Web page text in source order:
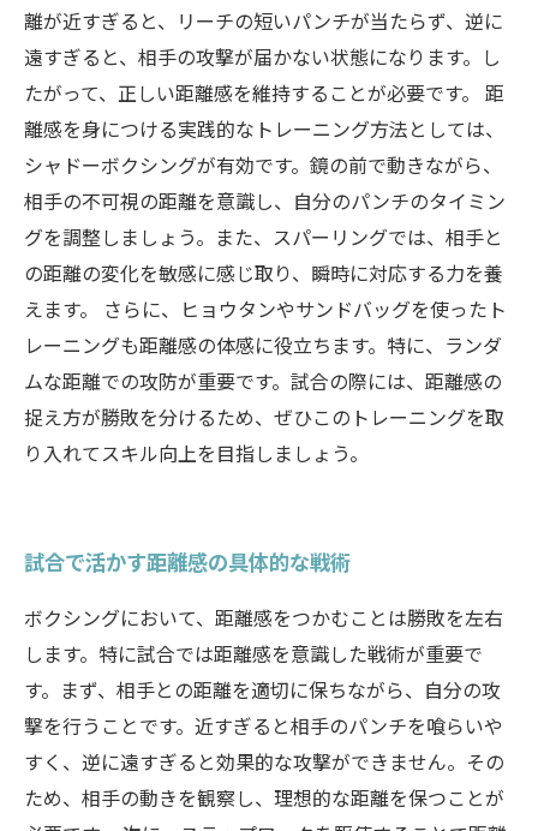
離が近すぎると、リーチの短いパンチが当たらず、逆に
遠すぎると、相手の攻撃が届かない状態になります。し
たがって、正しい距離感を維持することが必要です。 距
離感を身につける実践的なトレーニング方法としては、
シャドーボクシングが有効です。鏡の前で動きながら、
相手の不可視の距離を意識し、自分のパンチのタイミン
グを調整しましょう。また、スパーリングでは、相手と
の距離の変化を敏感に感じ取り、瞬時に対応する力を養
えます。 さらに、ヒョウタンやサンドバッグを使ったト
レーニングも距離感の体感に役立ちます。特に、ランダ
ムな距離での攻防が重要です。試合の際には、距離感の
捉え方が勝敗を分けるため、ぜひこのトレーニングを取
り入れてスキル向上を目指しましょう。
試合で活かす距離感の具体的な戦術
ボクシングにおいて、距離感をつかむことは勝敗を左右
します。特に試合では距離感を意識した戦術が重要で
す。まず、相手との距離を適切に保ちながら、自分の攻
撃を行うことです。近すぎると相手のパンチを喰らいや
すく、逆に遠すぎると効果的な攻撃ができません。その
ため、相手の動きを観察し、理想的な距離を保つことが